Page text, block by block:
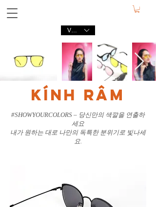
VND (₫)
KÍNH RÂM
#SHOWYOURCOLORS – 당신만의 색깔을 연출하
세요
내가 원하는 대로 나만의 독특한 분위기로 빛나세
요.